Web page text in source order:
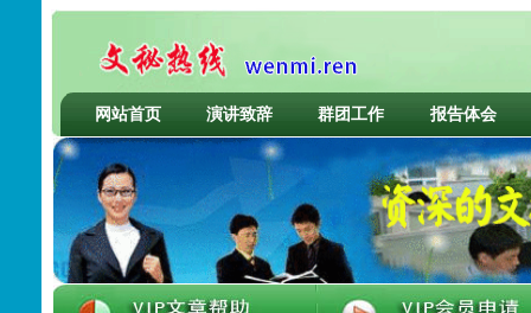
网站首页 演讲致辞 群团工作 报告体会